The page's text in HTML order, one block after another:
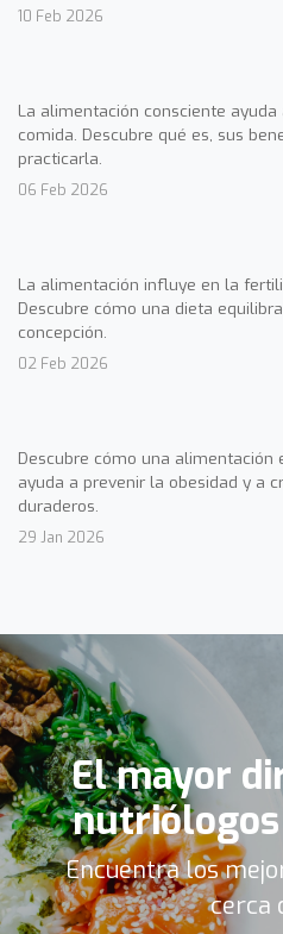
10 Feb 2026
La alimentación consciente
comida. Descubre qué es, sus
practicarla.
06 Feb 2026
La alimentación influye en la
Descubre cómo una dieta
concepción.
02 Feb 2026
Descubre cómo una alimentación
ayuda a prevenir la obesidad y a
duraderos.
29 Jan 2026
El mayor
nutriólogos
Encuentra los
cerca